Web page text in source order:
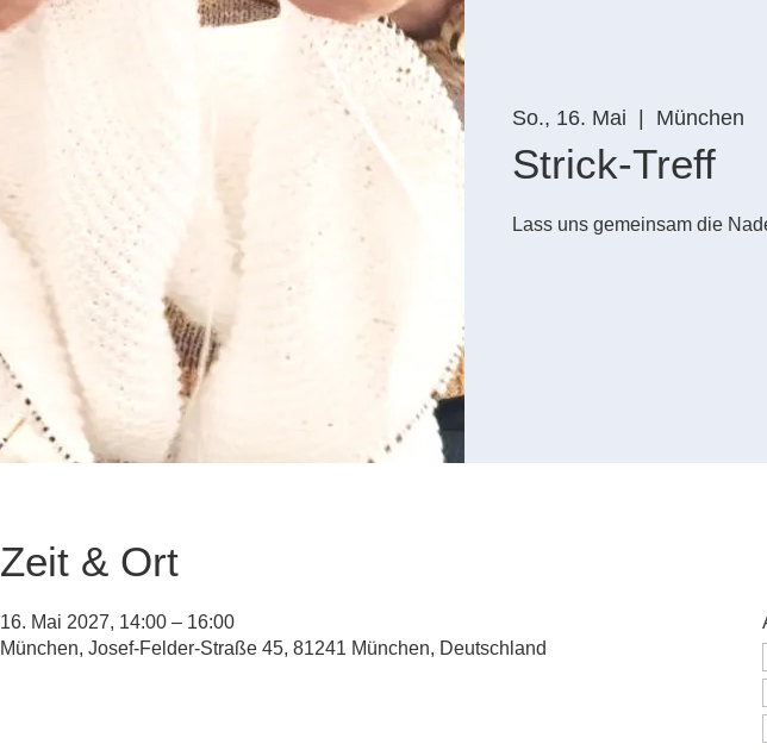
So., 16. Mai München
Strick-Treff
Lass uns gemeinsam die
Zeit & Ort
16. Mai 2027, 14:00 – 16:00
München, Josef-Felder-Straße 45, 81241 München, Deutschland